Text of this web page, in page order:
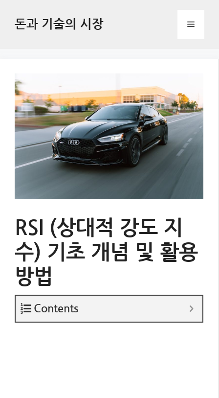
돈과 기술의 시장 Menu
RSI (상대적 강도 지
수) 기초 개념 및 활용
방법
Contents